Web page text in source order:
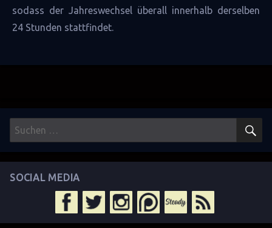
sodass der Jahreswechsel überall innerhalb derselben
24 Stunden stattfindet.
Suchen
nach:
SOCIAL MEDIA